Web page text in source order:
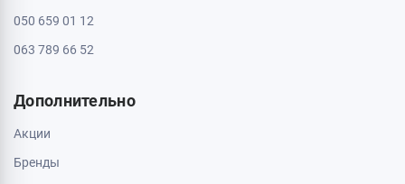
Контакты
Доставка и оплата
Обмен и возврат
Свяжитесь с нами